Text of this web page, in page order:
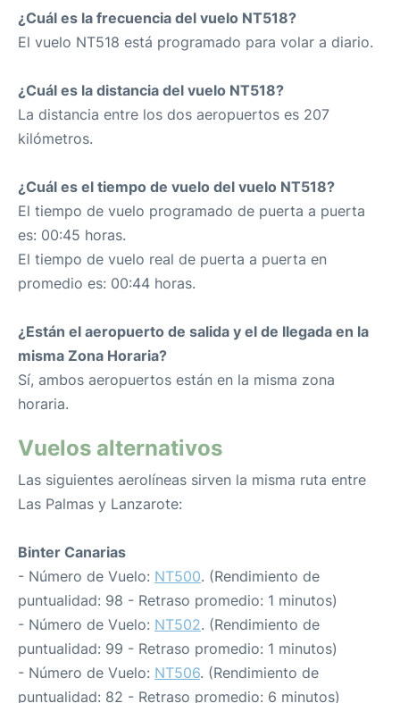
¿Cuál es la frecuencia del vuelo NT518?
El vuelo NT518 está programado para volar a diario.
¿Cuál es la distancia del vuelo NT518?
La distancia entre los dos aeropuertos es 207
kilómetros.
¿Cuál es el tiempo de vuelo del vuelo NT518?
El tiempo de vuelo programado de puerta a puerta
es: 00:45 horas.
El tiempo de vuelo real de puerta a puerta en
promedio es: 00:44 horas.
¿Están el aeropuerto de salida y el de llegada en la
misma Zona Horaria?
Sí, ambos aeropuertos están en la misma zona
horaria.
Vuelos alternativos
Las siguientes aerolíneas sirven la misma ruta entre
Las Palmas y Lanzarote:
Binter Canarias
- Número de Vuelo: NT500. (Rendimiento de
puntualidad: 98 - Retraso promedio: 1 minutos)
- Número de Vuelo: NT502. (Rendimiento de
puntualidad: 99 - Retraso promedio: 1 minutos)
- Número de Vuelo: NT506. (Rendimiento de
puntualidad: 82 - Retraso promedio: 6 minutos)